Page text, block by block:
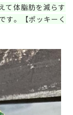
て体脂肪を減らす
す。【ポッキーく